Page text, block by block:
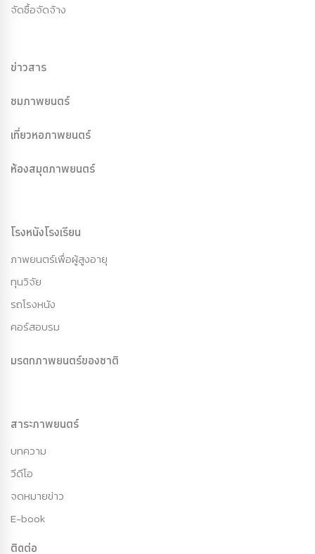
จัดซื้อจัดจ้าง
ข่าวสาร
ชมภาพยนตร์
เที่ยวหอภาพยนตร์
ห้องสมุดภาพยนตร์
โรงหนังโรงเรียน
ภาพยนตร์เพื่อผู้สูงอายุ
ทุนวิจัย
รถโรงหนัง
คอร์สอบรม
มรดกภาพยนตร์ของชาติ
สาระภาพยนตร์
บทความ
วีดีโอ
จดหมายข่าว
E-book
ติดต่อ